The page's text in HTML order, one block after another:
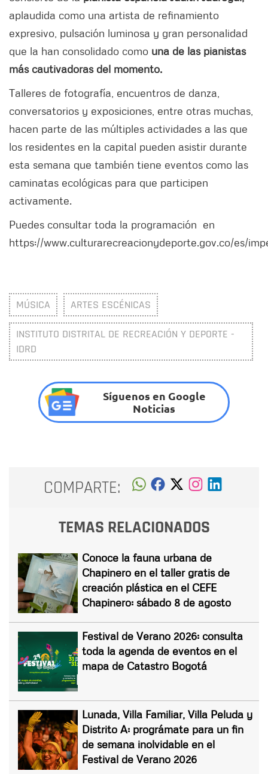
aplaudida como una artista de refinamiento
expresivo, pulsación luminosa y gran personalidad
que la han consolidado como una de las pianistas
más cautivadoras del momento.
Talleres de fotografía, encuentros de danza,
conversatorios y exposiciones, entre otras muchas,
hacen parte de las múltiples actividades a las que
los residentes en la capital pueden asistir durante
esta semana que también tiene eventos como las
caminatas ecológicas para que participen
activamente.
Puedes consultar toda la programación en
https://www.culturarecreacionydeporte.gov.co/es/
MÚSICA ARTES ESCÉNICAS
INSTITUTO DISTRITAL DE RECREACIÓN Y DEPORTE -
IDRD
Síguenos en Google
Noticias
COMPARTE:
TEMAS RELACIONADOS
Conoce la fauna urbana de
Chapinero en el taller gratis de
creación plástica en el CEFE
Chapinero: sábado 8 de agosto
Festival de Verano 2026: consulta
toda la agenda de eventos en el
mapa de Catastro Bogotá
Lunada, Villa Familiar, Villa Peluda y
Distrito A: prográmate para un fin
de semana inolvidable en el
Festival de Verano 2026